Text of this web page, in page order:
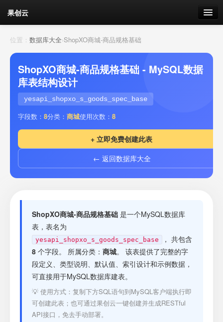
果创云
数据表单
API接口
云存储
流量 剩余接口流量
套餐
接口测试
位置： 数据库大全›ShopXO商城-商品规格基础
ShopXO商城-商品规格基础 - MySQL数据
库表结构设计
yesapi_shopxo_s_goods_spec_base
字段数： 8分类： 商城使用次数： 8
+ 立即免费创建此表
← 返回数据库大全
ShopXO商城-商品规格基础 是一个MySQL数据库
表，表名为
yesapi_shopxo_s_goods_spec_base
， 共包含
8 个字段。 所属分类： 商城。 该表提供了完整的字
段定义、类型说明、默认值、索引设计和示例数据，
可直接用于MySQL数据库建表。
💡 使用方式：复制下方SQL语句到MySQL客户端执行即
可创建此表；也可通过果创云一键创建并生成RESTful
API接口，免去手动部署。